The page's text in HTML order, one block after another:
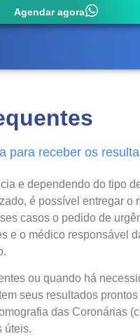
Agendar agora
para receber os
e dependendo do tipo
é possível entregar o
casos o pedido de
e o médico responsável
ou quando há
seus resultados
das Coronárias
úteis.